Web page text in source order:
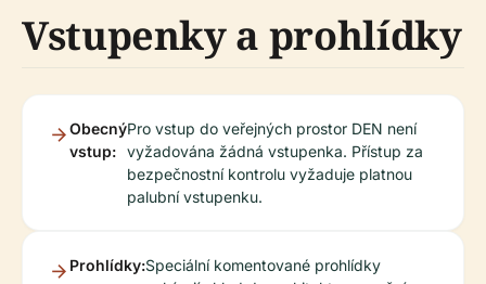
Vstupenky a prohlídky
Obecný
vstup:
Pro vstup do veřejných prostor DEN není
vyžadována žádná vstupenka. Přístup za
bezpečnostní kontrolu vyžaduje platnou
palubní vstupenku.
Prohlídky:Speciální komentované prohlídky